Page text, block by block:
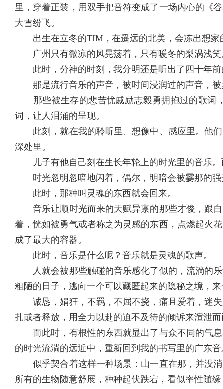
里，穿着正装，用双手把音符变成了一场内心的《
大雪纷飞。
出生在立冬的TIM，在遥远的北美，会冻出想家
广州只有微凉的风晃荡着，只有暖冬的梨涡浅笑
此时，分神的时刻，我分明还是听出了四十年前
那是流行音乐的声音，被时间浸润过的声音，被
那些被生存的悲苦忧戚励志毅勇拥抱过的歌词
词，让人泪涌的呈现。
此刻，就在我的聆听里、想像中、感应里。他们
深处里。
儿子有他自己刻在生长年轮上的时光里的音乐。
时光忽明忽暗地闪着，偶尔，明暗会被霎那的强
此时，那种叫灵魂的东西就会回来。
音乐让顺时光而来的天赋异禀的那些才俊，跟自
着，恍如被勇气或者称之为灵感的东西，点燃起火
成了最大的容器。
此时，音乐是什么呢？音乐就是灵魂的歌声。
人就会被那些触碰的音乐感化了似的，流淌的乐
粗陋的日子，逃向一个可以藏匿起来的隐秘之境，
诚恳，娟狂，不羁，不屈不挠，痛且爱着，迷失
扎或者释放，用全力以赴的迫不及待的倾诉来渲泄而
而此时，有根性的东西就显出了与众不同的气息
的时光流淌的远近中，重新回到我的书写里的广东
似乎契合着这样一种场景：山一直在那，并没消
所有的生物随意舒展，种种起伏跌宕，看似率性随